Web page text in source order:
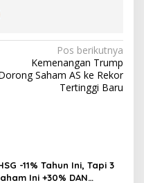
Pos berikutnya
Kemenangan Trump
Saham AS ke Rekor
Tertinggi Baru
-11% Tahun Ini, Tapi 3
Ini +30% DAN